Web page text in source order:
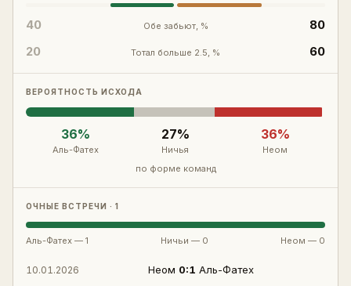
40 Обе забьют, %
80
20
Тотал больше 2.5, % 60
ВЕРОЯТНОСТЬ ИСХОДА
36%
Аль-Фатех
27%
Ничья
36%
Неом
по форме команд
ОЧНЫЕ ВСТРЕЧИ · 1
Аль-Фатех — 1 Ничьи — 0 Неом — 0
10.01.2026 Неом 0:1 Аль-Фатех